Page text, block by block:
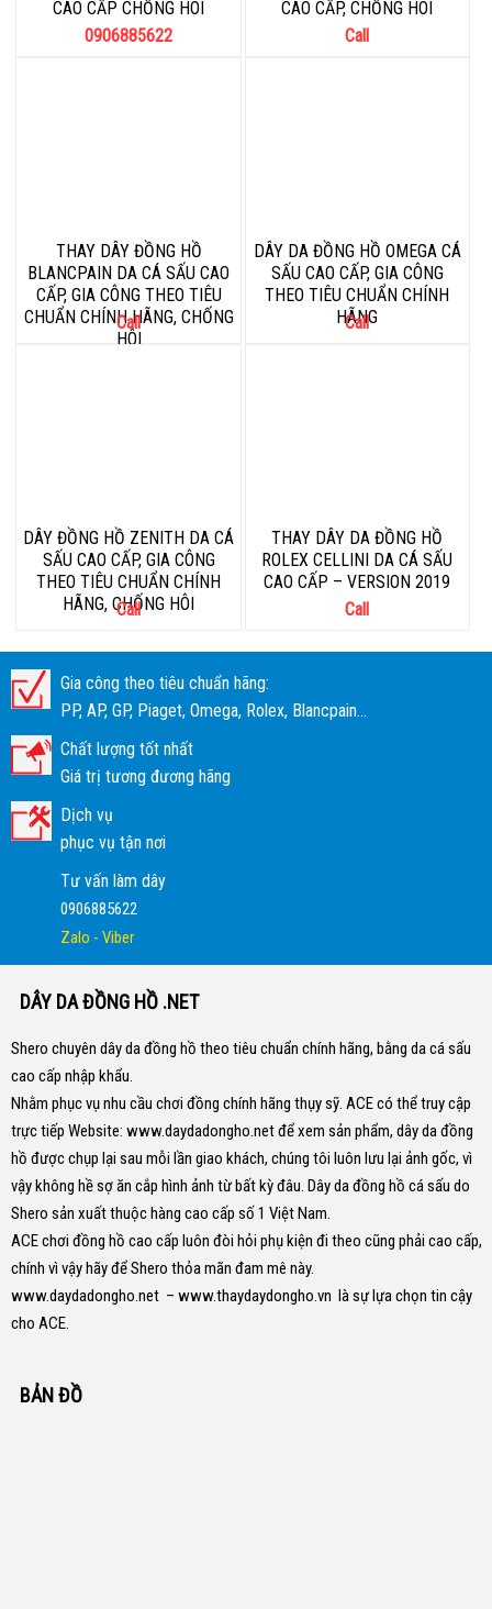
CAO CẤP CHỐNG HÔI
0906885622
CAO CẤP, CHỐNG HÔI
Call
THAY DÂY ĐỒNG HỒ
BLANCPAIN DA CÁ SẤU CAO
CẤP, GIA CÔNG THEO TIÊU
CHUẨN CHÍNH HÃNG, CHỐNG
HÔI
Call
DÂY DA ĐỒNG HỒ OMEGA CÁ
SẤU CAO CẤP, GIA CÔNG
THEO TIÊU CHUẨN CHÍNH
HÃNG
Call
DÂY ĐỒNG HỒ ZENITH DA CÁ
SẤU CAO CẤP, GIA CÔNG
THEO TIÊU CHUẨN CHÍNH
HÃNG, CHỐNG HÔI
Call
THAY DÂY DA ĐỒNG HỒ
ROLEX CELLINI DA CÁ SẤU
CAO CẤP – VERSION 2019
Call
Gia công theo tiêu chuẩn hãng:
PP, AP, GP, Piaget, Omega, Rolex, Blancpain...
Chất lượng tốt nhất
Giá trị tương đương hãng
Dịch vụ
phục vụ tận nơi
Tư vấn làm dây
0906885622
Zalo - Viber
DÂY DA ĐỒNG HỒ .NET
Shero chuyên dây da đồng hồ theo tiêu chuẩn chính hãng, bằng da cá sấu
cao cấp nhập khẩu.
Nhằm phục vụ nhu cầu chơi đồng chính hãng thụy sỹ. ACE có thể truy cập
trực tiếp Website: www.daydadongho.netđể xem sản phẩm, dây da đồng
hồ được chụp lại sau mỗi lần giao khách, chúng tôi luôn lưu lại ảnh gốc, vì
vậy không hề sợ ăn cắp hình ảnh từ bất kỳ đâu. Dây da đồng hồ cá sấu do
Shero sản xuất thuộc hàng cao cấp số 1 Việt Nam.
ACE chơi đồng hồ cao cấp luôn đòi hỏi phụ kiện đi theo cũng phải cao cấp,
chính vì vậy hãy để Shero thỏa mãn đam mê này.
www.daydadongho.net – www.thaydaydongho.vn là sự lựa chọn tin cậy
cho ACE.
BẢN ĐỒ